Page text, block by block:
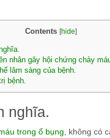
Contents [hide]
nhân gây hội chứng chảy
lâm sàng của bệnh.
bệnh.
nghĩa.
trong ổ bụng , không có